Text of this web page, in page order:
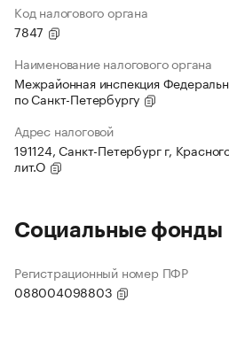
Код налогового органа
7847
Наименование налогового органа
Межрайонная инспекция
по Санкт-Петербургу
Адрес налоговой
191124, Санкт-Петербург г,
лит.О
Социальные фонды
Регистрационный номер ПФР
088004098803